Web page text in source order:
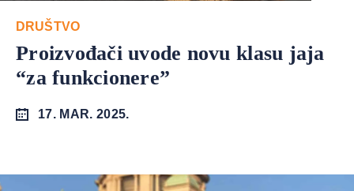
DRUŠTVO
Proizvođači uvode novu klasu jaja
“za funkcionere”
17. MAR. 2025.